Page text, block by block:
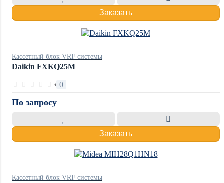
Заказать
Кассетный блок VRF системы
Daikin FXKQ25M
0
По запросу
Заказать
Кассетный блок VRF системы